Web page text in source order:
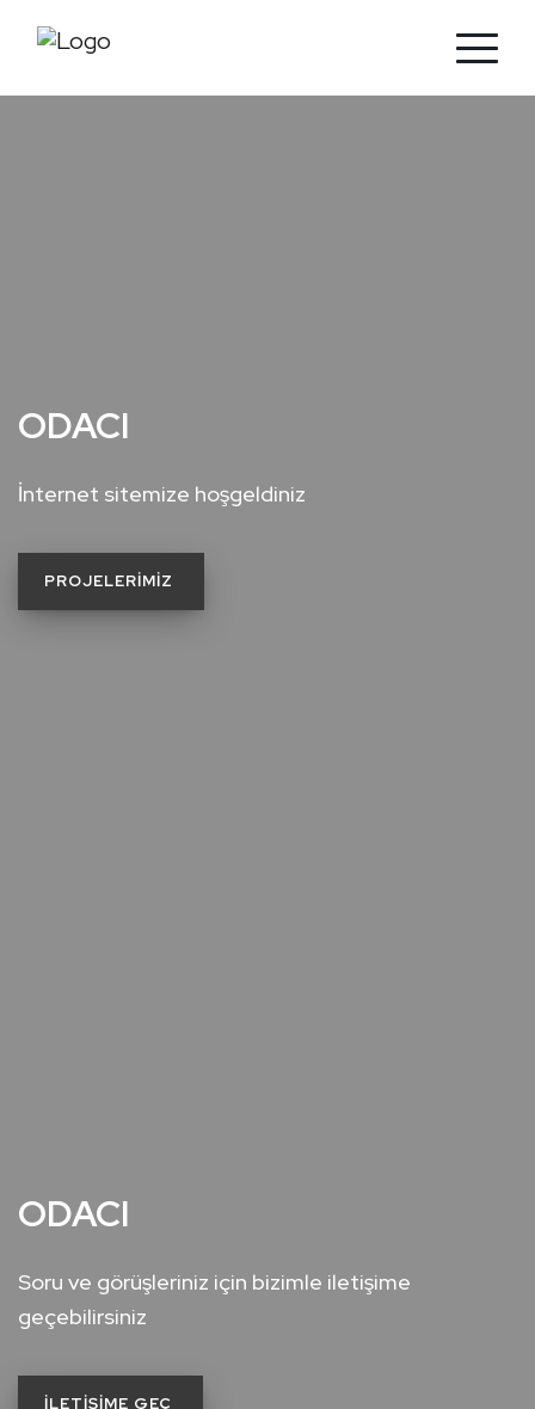
ODACI
İnternet sitemize hoşgeldiniz
PROJELERIMIZ
ODACI
Soru ve görüşleriniz için bizimle iletişime
geçebilirsiniz
İLETİŞİME GEÇ